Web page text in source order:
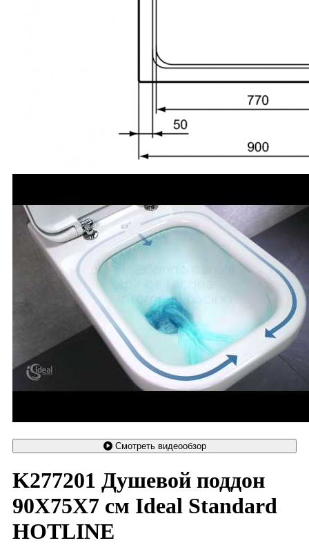
Смотреть видеообзор
K277201 Душевой поддон
90X75X7 см Ideal Standard
HOTLINE